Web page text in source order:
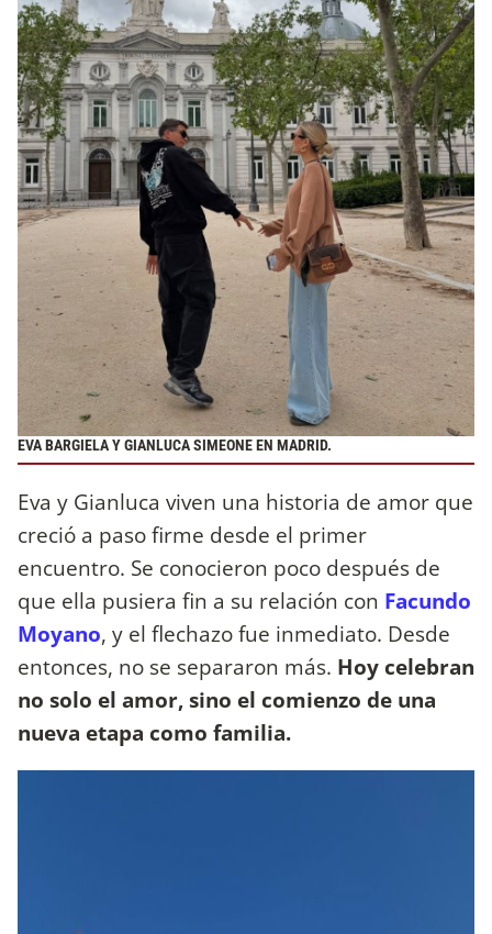
EVA BARGIELA Y GIANLUCA SIMEONE EN MADRID.
Eva y Gianluca viven una historia de amor que
creció a paso firme desde el primer
encuentro. Se conocieron poco después de
que ella pusiera fin a su relación con Facundo
Moyano, y el flechazo fue inmediato. Desde
entonces, no se separaron más. Hoy celebran
no solo el amor, sino el comienzo de una
nueva etapa como familia.